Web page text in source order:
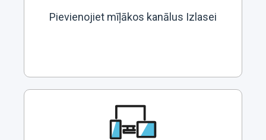
Pievienojiet mīļākos kanālus Izlasei